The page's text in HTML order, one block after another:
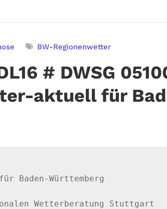
BW-Regionenwetter
# DWSG
aktuell für
Baden-Württemberg
Wetterberatung Stuttgart